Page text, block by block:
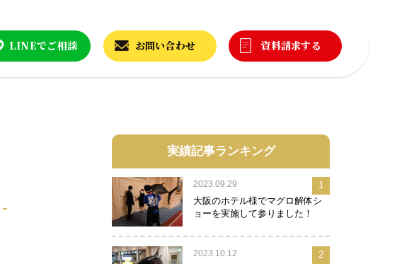
LINEでご相談 お問い合わせ 資料請求する
実績記事ランキング
2023.09.29
大阪のホテル様でマグロ解体シ
ョーを実施して参りました！
1
2023.10.12 2